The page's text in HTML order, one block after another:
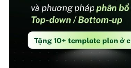
Doanh nghiệp
Thông tin doanh nghiệp